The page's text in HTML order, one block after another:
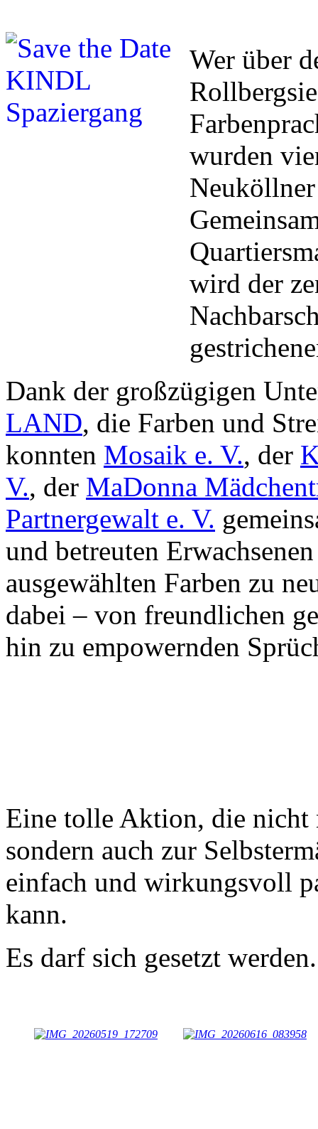
Wer über
wurden
wird der
Dank der großzügigen
LAND, die Farben und
konnten Mosaik e. V., der
V., der MaDonna
Partnergewalt e. V.
und betreuten
ausgewählten Farben zu
dabei – von freundlichen
hin zu empowernden
Eine tolle Aktion, die nicht
sondern auch zur
einfach und wirkungsvoll
kann.
Es darf sich gesetzt werden.